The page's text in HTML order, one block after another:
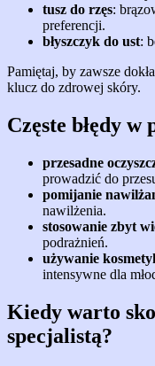
tusz do rzęs:
preferencji.
błyszczyk do ust:
Pamiętaj, by zawsze
klucz do zdrowej skóry.
Częste błędy
przesadne
prowadzić do
pomijanie
nawilżenia.
stosowanie zbyt
podrażnień.
używanie
intensywne dla
Kiedy warto
specjalistą?